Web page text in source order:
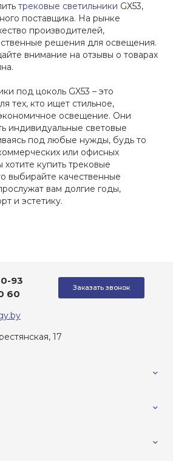
трековые светильники GX53,
поставщика. На рынке
производителей,
решения для освещения.
внимание на отзывы о товарах
под цоколь GX53 – это
тех, кто ищет стильное,
освещение. Они
индивидуальные световые
под любые нужды, будь то
или офисных
купить трековые
выбирайте качественные
вам долгие годы,
и эстетику.
93
60
Заказать звонок
17